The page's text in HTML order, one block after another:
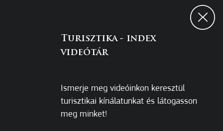
Turisztika - index
videótár
Ismerje meg videóinkon keresztül
turisztikai kínálatunkat és látogasson
meg minket!